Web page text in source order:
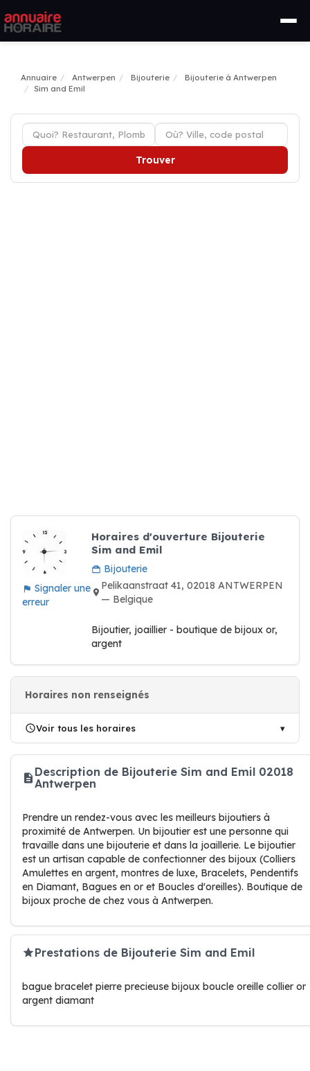
Annuaire Antwerpen Bijouterie
Bijouterie à Antwerpen
Sim and Emil
Trouver
Signaler une
erreur
Horaires d'ouverture Bijouterie
Sim and Emil
Bijouterie
Pelikaanstraat 41, 02018 ANTWERPEN
— Belgique
Bijoutier, joaillier - boutique de bijoux or,
argent
Horaires non renseignés
Voir tous les horaires
Description de Bijouterie Sim and Emil 02018
Antwerpen
Prendre un rendez-vous avec les meilleurs bijoutiers à
proximité de Antwerpen. Un bijoutier est une personne qui
travaille dans une bijouterie et dans la joaillerie. Le bijoutier
est un artisan capable de confectionner des bijoux (Colliers
Amulettes en argent, montres de luxe, Bracelets, Pendentifs
en Diamant, Bagues en or et Boucles d'oreilles). Boutique de
bijoux proche de chez vous à Antwerpen.
Prestations de Bijouterie Sim and Emil
bague bracelet pierre precieuse bijoux boucle oreille collier or
argent diamant